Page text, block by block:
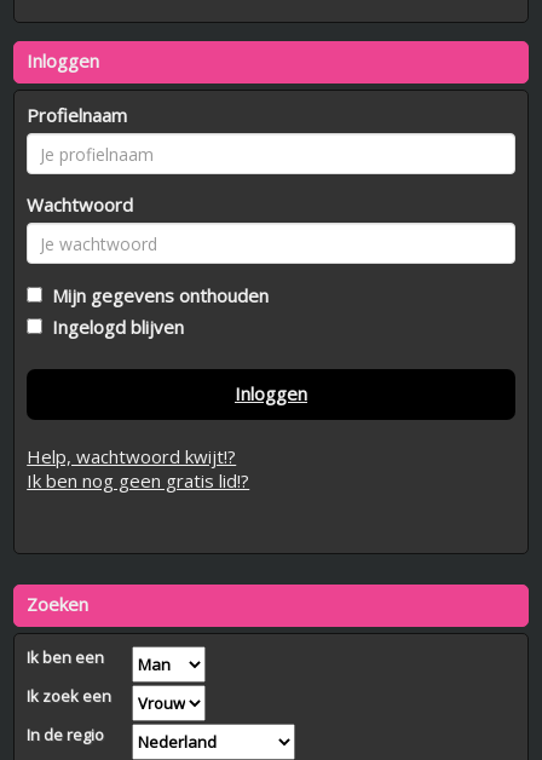
Inloggen
Profielnaam
Wachtwoord
Mijn gegevens onthouden
Ingelogd blijven
Inloggen
Help, wachtwoord kwijt!?
Ik ben nog geen gratis lid!?
Zoeken
Ik ben een
Ik zoek een
In de regio